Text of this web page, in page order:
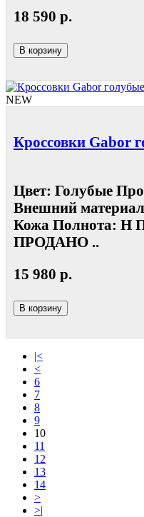
18 590 р.
В корзину
NEW
Кроссовки Gabor
Цвет: Голубые
Внешний
Кожа Полнота: Н
ПРОДАНО ..
15 980 р.
В корзину
|<
<
6
7
8
9
10
11
12
13
14
>
>|